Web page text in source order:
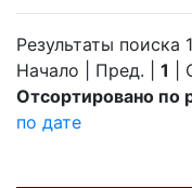
Результаты поиска
Начало | Пред. | 1 |
Отсортировано по
по дате